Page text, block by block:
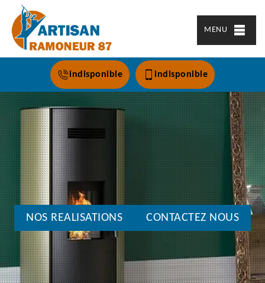
MENU
indisponible indisponible
NOS REALISATIONS CONTACTEZ NOUS